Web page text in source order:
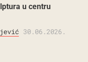
u centru
30.06.2026.